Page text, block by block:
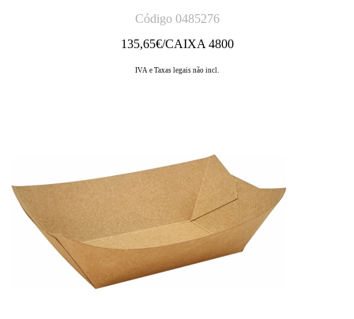
Código 0485276
135,65€/CAIXA 4800
IVA e Taxas legais não incl.